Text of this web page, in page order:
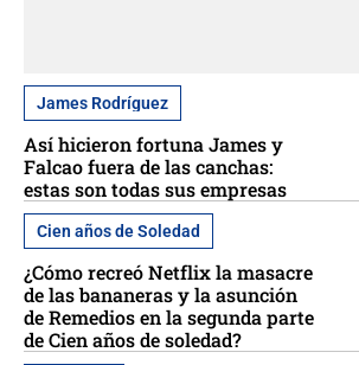
James Rodríguez
Así hicieron fortuna James y
Falcao fuera de las canchas:
estas son todas sus empresas
Cien años de Soledad
¿Cómo recreó Netflix la masacre
de las bananeras y la asunción
de Remedios en la segunda parte
de Cien años de soledad?